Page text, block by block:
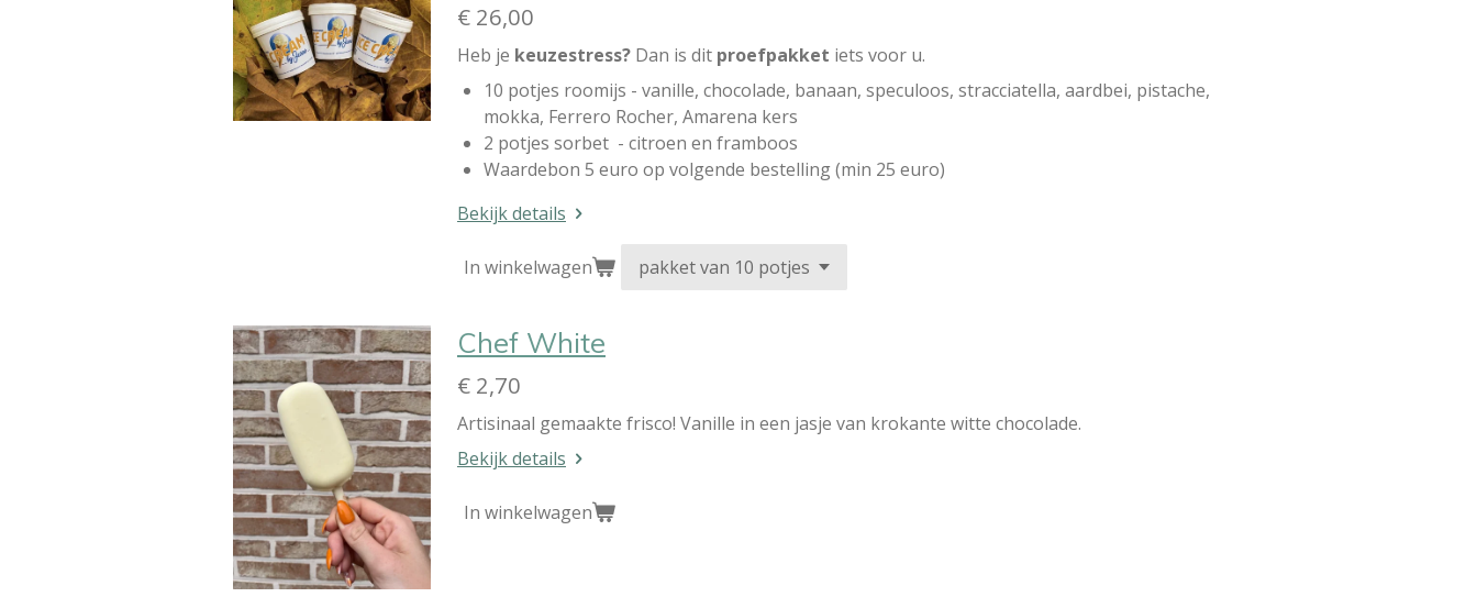
€ 26,00
Heb je keuzestress? Dan is dit proefpakket iets voor u.
10 potjes roomijs - vanille, chocolade, banaan, speculoos, stracciatella, aardbei, pistache,
mokka, Ferrero Rocher, Amarena kers
2 potjes sorbet - citroen en framboos
Waardebon 5 euro op volgende bestelling (min 25 euro)
Bekijk details
In winkelwagen
Chef White
€ 2,70
Artisinaal gemaakte frisco! Vanille in een jasje van krokante witte chocolade.
Bekijk details
In winkelwagen